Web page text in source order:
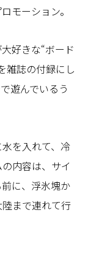
モーション。
好きな“ボード
雑誌の付録にし
遊んでいるう
を入れて、冷
内容は、サイ
に、浮氷塊か
まで連れて行